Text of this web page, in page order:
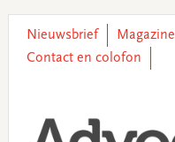
primary
main
primary
footer
Nieuwsbrief Magazine
Contact en colofon